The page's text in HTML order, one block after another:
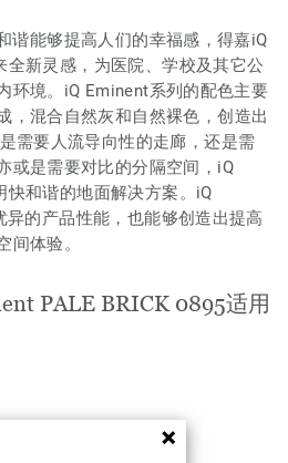
谐能够提高人们的幸福感，得嘉iQ
全新灵感，为医院、学校及其它公
环境。iQ Eminent系列的配色主要
，混合自然灰和自然裸色，创造出
需要人流导向性的走廊，还是需
或是需要对比的分隔空间，iQ
快和谐的地面解决方案。iQ
异的产品性能，也能够创造出提高
间体验。
PALE BRICK 0895适用